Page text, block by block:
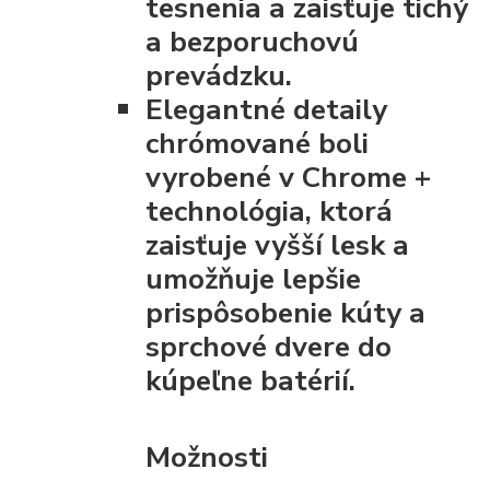
a bezporuchovú
prevádzku.
Elegantné detaily
chrómované boli
vyrobené v Chrome +
technológia, ktorá
zaisťuje vyšší lesk a
umožňuje lepšie
prispôsobenie kúty a
sprchové dvere do
kúpeľne batérií.
Možnosti